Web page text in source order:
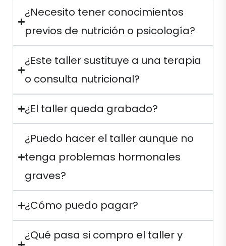
¿Necesito tener conocimientos
previos de nutrición o psicología?
¿Este taller sustituye a una terapia
o consulta nutricional?
¿El taller queda grabado?
¿Puedo hacer el taller aunque no
tenga problemas hormonales
graves?
¿Cómo puedo pagar?
¿Qué pasa si compro el taller y